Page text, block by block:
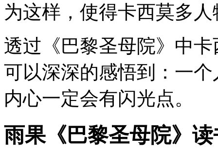
为这样，使得卡西莫多
透过《巴黎圣母院》中
可以深深的感悟到：一
内心一定会有闪光点。
雨果《巴黎圣母院》